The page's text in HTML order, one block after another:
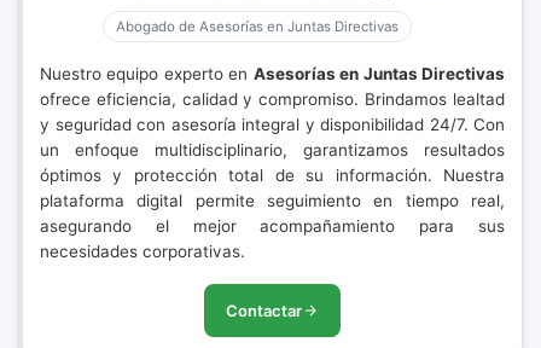
Abogado de Asesorías en Juntas Directivas
Nuestro equipo experto en Asesorías en Juntas Directivas
ofrece eficiencia, calidad y compromiso. Brindamos lealtad
y seguridad con asesoría integral y disponibilidad 24/7. Con
un enfoque multidisciplinario, garantizamos resultados
óptimos y protección total de su información. Nuestra
plataforma digital permite seguimiento en tiempo real,
asegurando el mejor acompañamiento para sus
necesidades corporativas.
Contactar